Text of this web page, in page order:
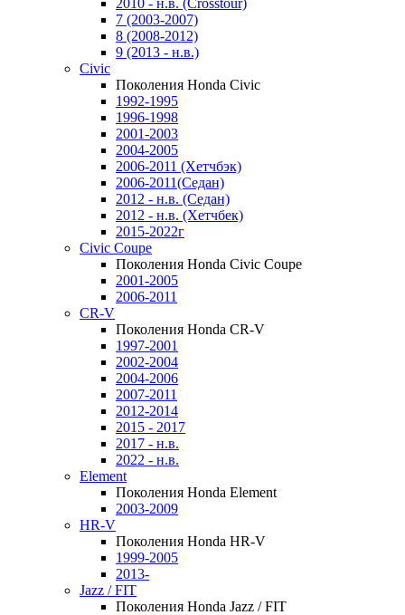
2010 - н.в. (Crosstour)
7 (2003-2007)
8 (2008-2012)
9 (2013 - н.в.)
Civic
Поколения Honda Civic
1992-1995
1996-1998
2001-2003
2004-2005
2006-2011 (Хетчбэк)
2006-2011(Седан)
2012 - н.в. (Седан)
2012 - н.в. (Хетчбек)
2015-2022г
Civic Coupe
Поколения Honda Civic Coupe
2001-2005
2006-2011
CR-V
Поколения Honda CR-V
1997-2001
2002-2004
2004-2006
2007-2011
2012-2014
2015 - 2017
2017 - н.в.
2022 - н.в.
Element
Поколения Honda Element
2003-2009
HR-V
Поколения Honda HR-V
1999-2005
2013-
Jazz / FIT
Поколения Honda Jazz / FIT